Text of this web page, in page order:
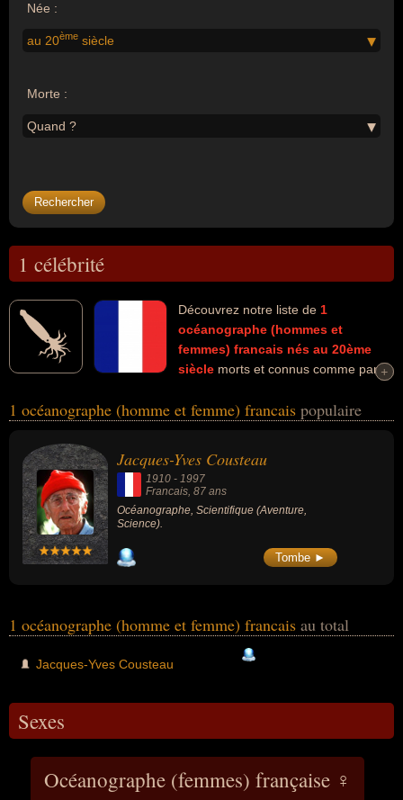
Née :
au 20ème siècle
Morte :
Quand ?
1 célébrité
Découvrez notre liste de 1
océanographe (hommes et
femmes) francais nés au 20ème
siècle morts et connus comme par
avoir des liens variés dans les domaines de l'aventure ou de la
+
+
1 océanographe (homme et femme) francais populaire
Jacques-Yves Cousteau
1910 - 1997
Francais, 87 ans
Océanographe, Scientifique (Aventure,
Science).
Tombe ►
1 océanographe (homme et femme) francais au total
Jacques-Yves Cousteau
Sexes
Océanographe (femmes) française ♀